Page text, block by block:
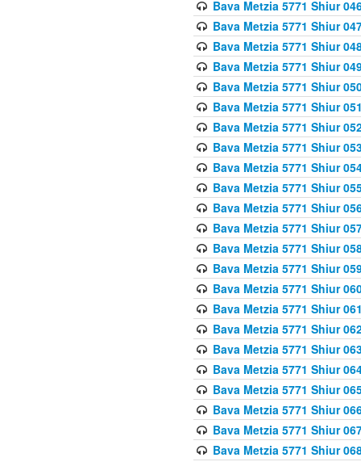
Bava Metzia 5771 Shiur
Bava Metzia 5771 Shiur
Bava Metzia 5771 Shiur
Bava Metzia 5771 Shiur
Bava Metzia 5771 Shiur
Bava Metzia 5771 Shiur
Bava Metzia 5771 Shiur
Bava Metzia 5771 Shiur
Bava Metzia 5771 Shiur
Bava Metzia 5771 Shiur
Bava Metzia 5771 Shiur
Bava Metzia 5771 Shiur
Bava Metzia 5771 Shiur
Bava Metzia 5771 Shiur
Bava Metzia 5771 Shiur
Bava Metzia 5771 Shiur
Bava Metzia 5771 Shiur
Bava Metzia 5771 Shiur
Bava Metzia 5771 Shiur
Bava Metzia 5771 Shiur
Bava Metzia 5771 Shiur
Bava Metzia 5771 Shiur
Bava Metzia 5771 Shiur